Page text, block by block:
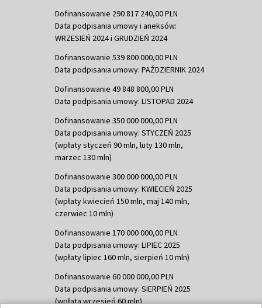
Dofinansowanie 290 817 240,00 PLN
Data podpisania umowy i aneksów:
WRZESIEŃ 2024 i GRUDZIEŃ 2024
Dofinansowanie 539 800 000,00 PLN
Data podpisania umowy: PAŹDZIERNIK 2024
Dofinansowanie 49 848 800,00 PLN
Data podpisania umowy: LISTOPAD 2024
Dofinansowanie 350 000 000,00 PLN
Data podpisania umowy: STYCZEŃ 2025
(wpłaty styczeń 90 mln, luty 130 mln,
marzec 130 mln)
Dofinansowanie 300 000 000,00 PLN
Data podpisania umowy: KWIECIEŃ 2025
(wpłaty kwiecień 150 mln, maj 140 mln,
czerwiec 10 mln)
Dofinansowanie 170 000 000,00 PLN
Data podpisania umowy: LIPIEC 2025
(wpłaty lipiec 160 mln, sierpień 10 mln)
Dofinansowanie 60 000 000,00 PLN
Data podpisania umowy: SIERPIEŃ 2025
(wpłata wrzesień 60 mln)